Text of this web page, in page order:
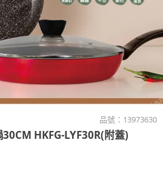
品號： 13973630
HKFG-LYF30R(附蓋)